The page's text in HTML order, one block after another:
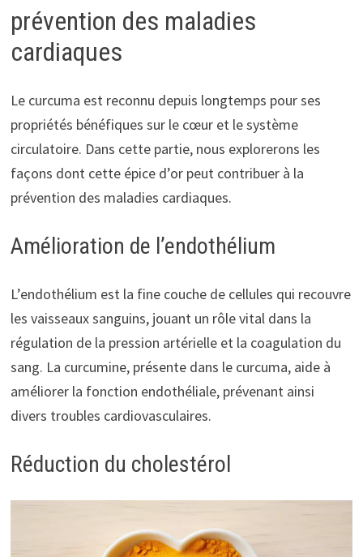
prévention des maladies
cardiaques
Le curcuma est reconnu depuis longtemps pour ses
propriétés bénéfiques sur le cœur et le système
circulatoire. Dans cette partie, nous explorerons les
façons dont cette épice d’or peut contribuer à la
prévention des maladies cardiaques.
Amélioration de l’endothélium
L’endothélium est la fine couche de cellules qui recouvre
les vaisseaux sanguins, jouant un rôle vital dans la
régulation de la pression artérielle et la coagulation du
sang. La curcumine, présente dans le curcuma, aide à
améliorer la fonction endothéliale, prévenant ainsi
divers troubles cardiovasculaires.
Réduction du cholestérol